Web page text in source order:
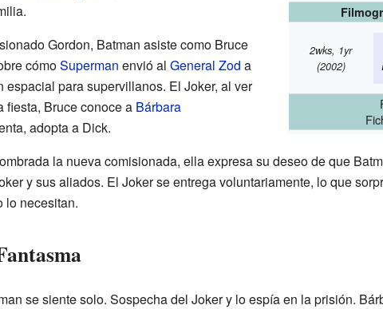
2wks, 1yr
(2002)
Gordon, Batman asiste como Bruce
cómoSuperman envió al General Zod a
espacial para supervillanos. El Joker, al ver
fiesta, Bruce conoce a Bárbara
adopta a Dick.
la nueva comisionada, ella expresa su deseo de que
y sus aliados. El Joker se entrega voluntariamente, lo que
lo necesitan.
se siente solo. Sospecha del Joker y lo espía en la prisión.